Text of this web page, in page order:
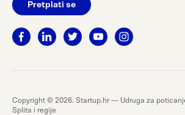
Pretplati se
Copyright © 2026. Startup.hr — Udruga za
Splita i regije